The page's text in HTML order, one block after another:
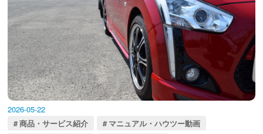
2026-05-22
商品・サービス紹介
マニュアル・ハウツー動画